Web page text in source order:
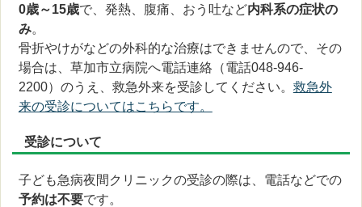
0歳～15歳で、発熱、腹痛、おう吐など内科系の症状の
み。
骨折やけがなどの外科的な治療はできませんので、その
場合は、草加市立病院へ電話連絡（電話048-946-
2200）のうえ、救急外来を受診してください。 救急外
来の受診についてはこちらです。
受診について
子ども急病夜間クリニックの受診の際は、電話などでの
予約は不要です。